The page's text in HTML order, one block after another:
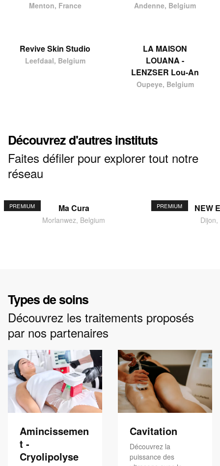
Menton, France Andenne, Belgium
Revive Skin Studio
Leefdaal, Belgium
LA MAISON
LOUANA -
LENZSER Lou-An
Oupeye, Belgium
Découvrez d'autres instituts
Faites défiler pour explorer tout notre
réseau
PREMIUM Ma Cura
Morlanwez, Belgium
PREMIUM NEW
Types de soins
Découvrez les traitements proposés
par nos partenaires
Amincissemen
t -
Cryolipolyse
Cavitation
Découvrez la
puissance des